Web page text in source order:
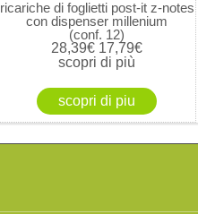
ricariche di foglietti post-it z-notes
con dispenser millenium
(conf. 12)
28,39€ 17,79€
scopri di più